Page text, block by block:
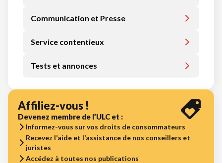
Communication et Presse
Service contentieux
Tests et annonces
Affiliez-vous !
Devenez membre de l’ULC et :
Informez-vous sur vos droits de consommateurs
Recevez l’aide et l’assistance de nos conseillers et
juristes
Accédez à toutes nos publications